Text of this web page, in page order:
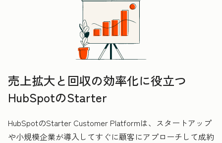
売上拡大と回収の効率化に役立つ
HubSpotのStarter
HubSpotのStarter Customer Platformは、スタートアップ
や小規模企業が導入してすぐに顧客にアプローチして成約